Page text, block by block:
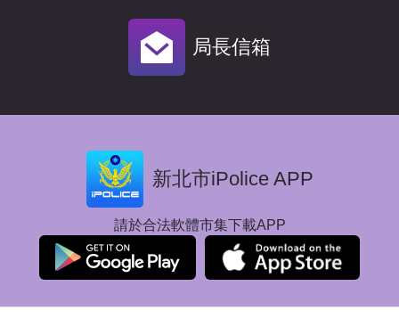
局長信箱
新北市iPolice APP
請於合法軟體市集下載APP